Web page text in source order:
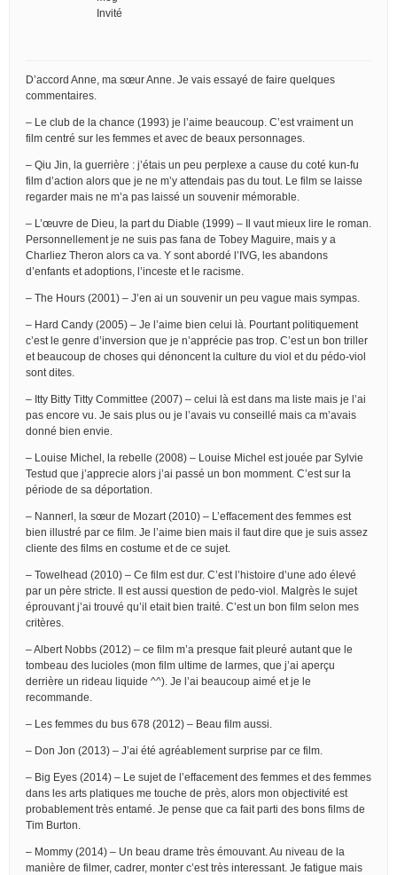
Invité
D’accord Anne, ma sœur Anne. Je vais essayé de faire quelques
commentaires.
– Le club de la chance (1993) je l’aime beaucoup. C’est vraiment un
film centré sur les femmes et avec de beaux personnages.
– Qiu Jin, la guerrière : j’étais un peu perplexe a cause du coté kun-fu
film d’action alors que je ne m’y attendais pas du tout. Le film se laisse
regarder mais ne m’a pas laissé un souvenir mémorable.
– L’œuvre de Dieu, la part du Diable (1999) – Il vaut mieux lire le roman.
Personnellement je ne suis pas fana de Tobey Maguire, mais y a
Charliez Theron alors ca va. Y sont abordé l’IVG, les abandons
d’enfants et adoptions, l’inceste et le racisme.
– The Hours (2001) – J’en ai un souvenir un peu vague mais sympas.
– Hard Candy (2005) – Je l’aime bien celui là. Pourtant politiquement
c’est le genre d’inversion que je n’apprécie pas trop. C’est un bon triller
et beaucoup de choses qui dénoncent la culture du viol et du pédo-viol
sont dites.
– Itty Bitty Titty Committee (2007) – celui là est dans ma liste mais je l’ai
pas encore vu. Je sais plus ou je l’avais vu conseillé mais ca m’avais
donné bien envie.
– Louise Michel, la rebelle (2008) – Louise Michel est jouée par Sylvie
Testud que j’apprecie alors j’ai passé un bon momment. C’est sur la
période de sa déportation.
– Nannerl, la sœur de Mozart (2010) – L’effacement des femmes est
bien illustré par ce film. Je l’aime bien mais il faut dire que je suis assez
cliente des films en costume et de ce sujet.
– Towelhead (2010) – Ce film est dur. C’est l’histoire d’une ado élevé
par un père stricte. Il est aussi question de pedo-viol. Malgrès le sujet
éprouvant j’ai trouvé qu’il etait bien traité. C’est un bon film selon mes
critères.
– Albert Nobbs (2012) – ce film m’a presque fait pleuré autant que le
tombeau des lucioles (mon film ultime de larmes, que j’ai aperçu
derrière un rideau liquide ^^). Je l’ai beaucoup aimé et je le
recommande.
– Les femmes du bus 678 (2012) – Beau film aussi.
– Don Jon (2013) – J’ai été agréablement surprise par ce film.
– Big Eyes (2014) – Le sujet de l’effacement des femmes et des femmes
dans les arts platiques me touche de près, alors mon objectivité est
probablement très entamé. Je pense que ca fait parti des bons films de
Tim Burton.
– Mommy (2014) – Un beau drame très émouvant. Au niveau de la
manière de filmer, cadrer, monter c’est très interessant. Je fatigue mais